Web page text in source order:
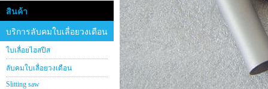
สินค้า
บริการลับคมใบเลื่อยวงเดือน
ใบเลื่อยไฮสปีส
ลับคมใบเลื่อยวงเดือน
Slitting saw